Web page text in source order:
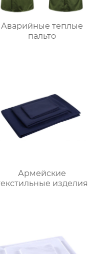
Аварийные теплые
пальто
Армейские
изделия